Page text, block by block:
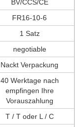
BV/CCS/CE
FR16-10-6
1 Satz
negotiable
Nackt Verpackung
40 Werktage nach
empfingen Ihre
Vorauszahlung
T / T oder L / C